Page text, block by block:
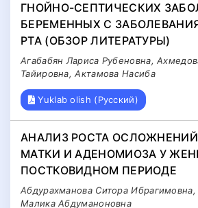
ГНОЙНО-СЕПТИЧЕСКИХ
БЕРЕМЕННЫХ С
РТА (ОБЗОР ЛИТЕРАТУРЫ)
Агабабян Лариса Рубеновна,
Тайировна, Актамова Насиба
Yuklab olish (Русский)
АНАЛИЗ РОСТА
МАТКИ И АДЕНОМИОЗА У
ПОСТКОВИДНОМ ПЕРИОДЕ
Абдурахманова Ситора Ибрагимовна,
Малика Абдуманоновна